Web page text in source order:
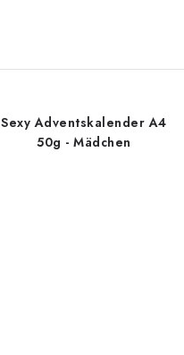
Sexy Adventskalender A4
50g - Mädchen